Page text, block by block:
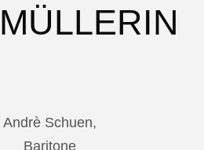
MÜLLERIN
Andrè Schuen,
Baritone